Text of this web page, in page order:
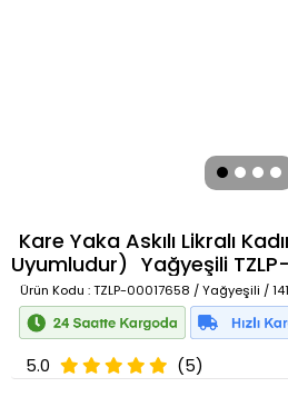
Kare Yaka Askılı Likralı
Uyumludur) Yağyeşili
Ürün Kodu : TZLP-00017658 / Yağyeşili /
5.0 (5)